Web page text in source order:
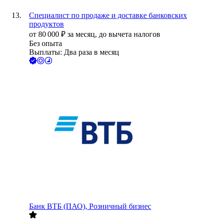
Специалист по продаже и доставке банковских
продуктов
от 80 000 ₽ за месяц, до вычета налогов
Без опыта
Выплаты: Два раза в месяц
Банк ВТБ (ПАО), Розничный бизнес